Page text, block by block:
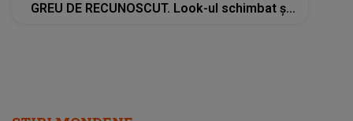
GREU DE RECUNOSCUT. Look-ul schimbat şi